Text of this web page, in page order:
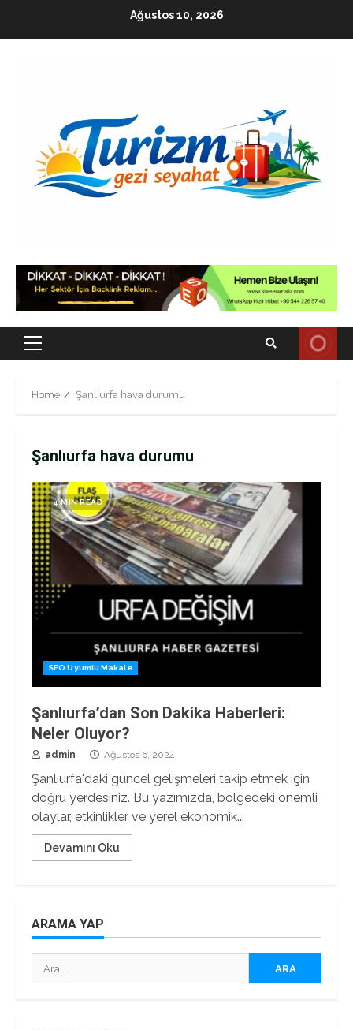
Ağustos 10, 2026
Primary
Home Şanlıurfa hava durumu
Şanlıurfa hava durumu
4 MIN READ
SEO Uyumlu Makale
Şanlıurfa’dan Son Dakika Haberleri:
Neler Oluyor?
admin Ağustos 6, 2024
Şanlıurfa'daki güncel gelişmeleri takip etmek için
doğru yerdesiniz. Bu yazımızda, bölgedeki önemli
olaylar, etkinlikler ve yerel ekonomik...
Devamını Oku
ARAMA YAP
Arama: